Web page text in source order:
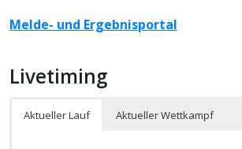
Melde- und Ergebnisportal
Livetiming
Aktueller Lauf Aktueller Wettkampf